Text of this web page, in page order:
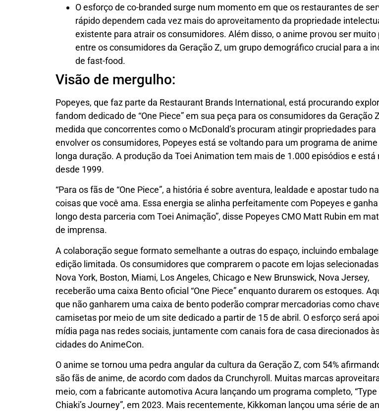
O esforço de co-branded surge num momento em que os restaurantes de
rápido dependem cada vez mais do aproveitamento da propriedade
existente para atrair os consumidores. Além disso, o anime provou ser muito
entre os consumidores da Geração Z, um grupo demográfico crucial para a
de fast-food.
Visão de mergulho:
Popeyes, que faz parte da Restaurant Brands International, está procurando
fandom dedicado de “One Piece” em sua peça para os consumidores da Geração
medida que concorrentes como o McDonald’s procuram atingir propriedades para
envolver os consumidores, Popeyes está se voltando para um programa de anime
longa duração. A produção da Toei Animation tem mais de 1.000 episódios e está
desde 1999.
“Para os fãs de “One Piece”, a história é sobre aventura, lealdade e apostar tudo
coisas que você ama. Essa energia se alinha perfeitamente com Popeyese
longo desta parceria com Toei Animação”, disse Popeyes CMO Matt Rubin em
de imprensa.
A colaboração segue formato semelhante a outras do espaço, incluindo
edição limitada. Os consumidores que comprarem o pacote em lojas
Nova York, Boston, Miami, Los Angeles, Chicago e New Brunswick, Nova Jersey,
receberão uma caixa Bento oficial “One Piece” enquanto durarem os estoques.
que não ganharem uma caixa de bento poderão comprar mercadorias como
camisetas por meio de um site dedicado a partir de 15 de abril. O esforço será
mídia paga nas redes sociais, juntamente com canais fora de casa direcionados
cidades do AnimeCon.
O anime se tornou uma pedra angular da cultura da Geração Z, com 54%
são fãs de anime, de acordo com dados da Crunchyroll. Muitas marcas
meio, com a fabricante automotiva Acura lançando um programa completo, “Type
Chiaki’s Journey”, em 2023. Mais recentemente, Kikkoman lançou uma série de